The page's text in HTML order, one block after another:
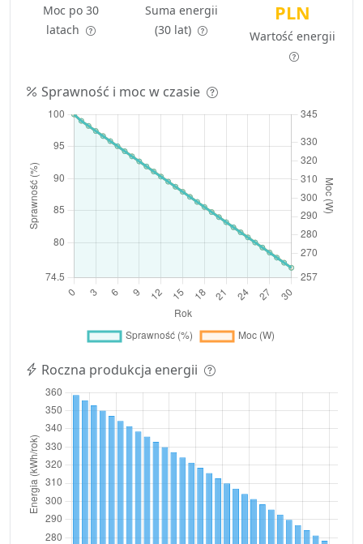
Moc po 30
latach
Suma energii
(30 lat)
PLN
Wartość energii
Sprawność i moc w czasie
Roczna produkcja energii